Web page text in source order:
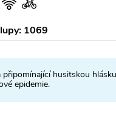
1069
husitskou
epidemie.